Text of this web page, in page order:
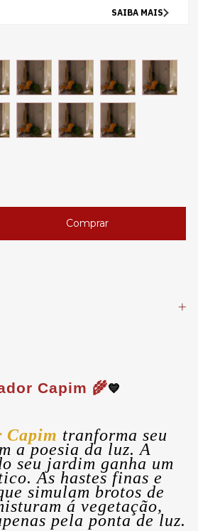
Capim 🌾💙
Capim tranforma seu
a poesia da luz. A
seu jardim ganha um
As hastes finas e
simulam brotos de
á vegetação,
pela ponta de luz.